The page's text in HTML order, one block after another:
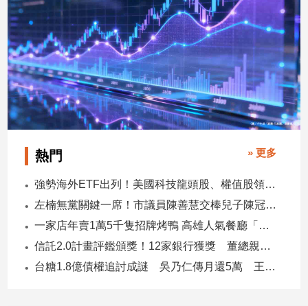
區
合
作
媒
體
專
區
【我
的
熱門 » 更多
強勢海外ETF出列！美國科技龍頭股、權值股領軍 專家這樣說
左楠無黨關鍵一席！市議員陳善慧交棒兒子陳冠宇 一人參選 兩代服務
一家店年賣1萬5千隻招牌烤鴨 高雄人氣餐廳「鴨點棧」展新店
信託2.0計畫評鑑頒獎！12家銀行獲獎 董總親臨領獎
台糖1.8億債權追討成謎 吳乃仁傳月還5萬 王鴻薇轟：要還到379歲